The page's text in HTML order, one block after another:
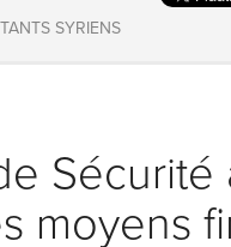
SYRIENS
Sécurité
moyens